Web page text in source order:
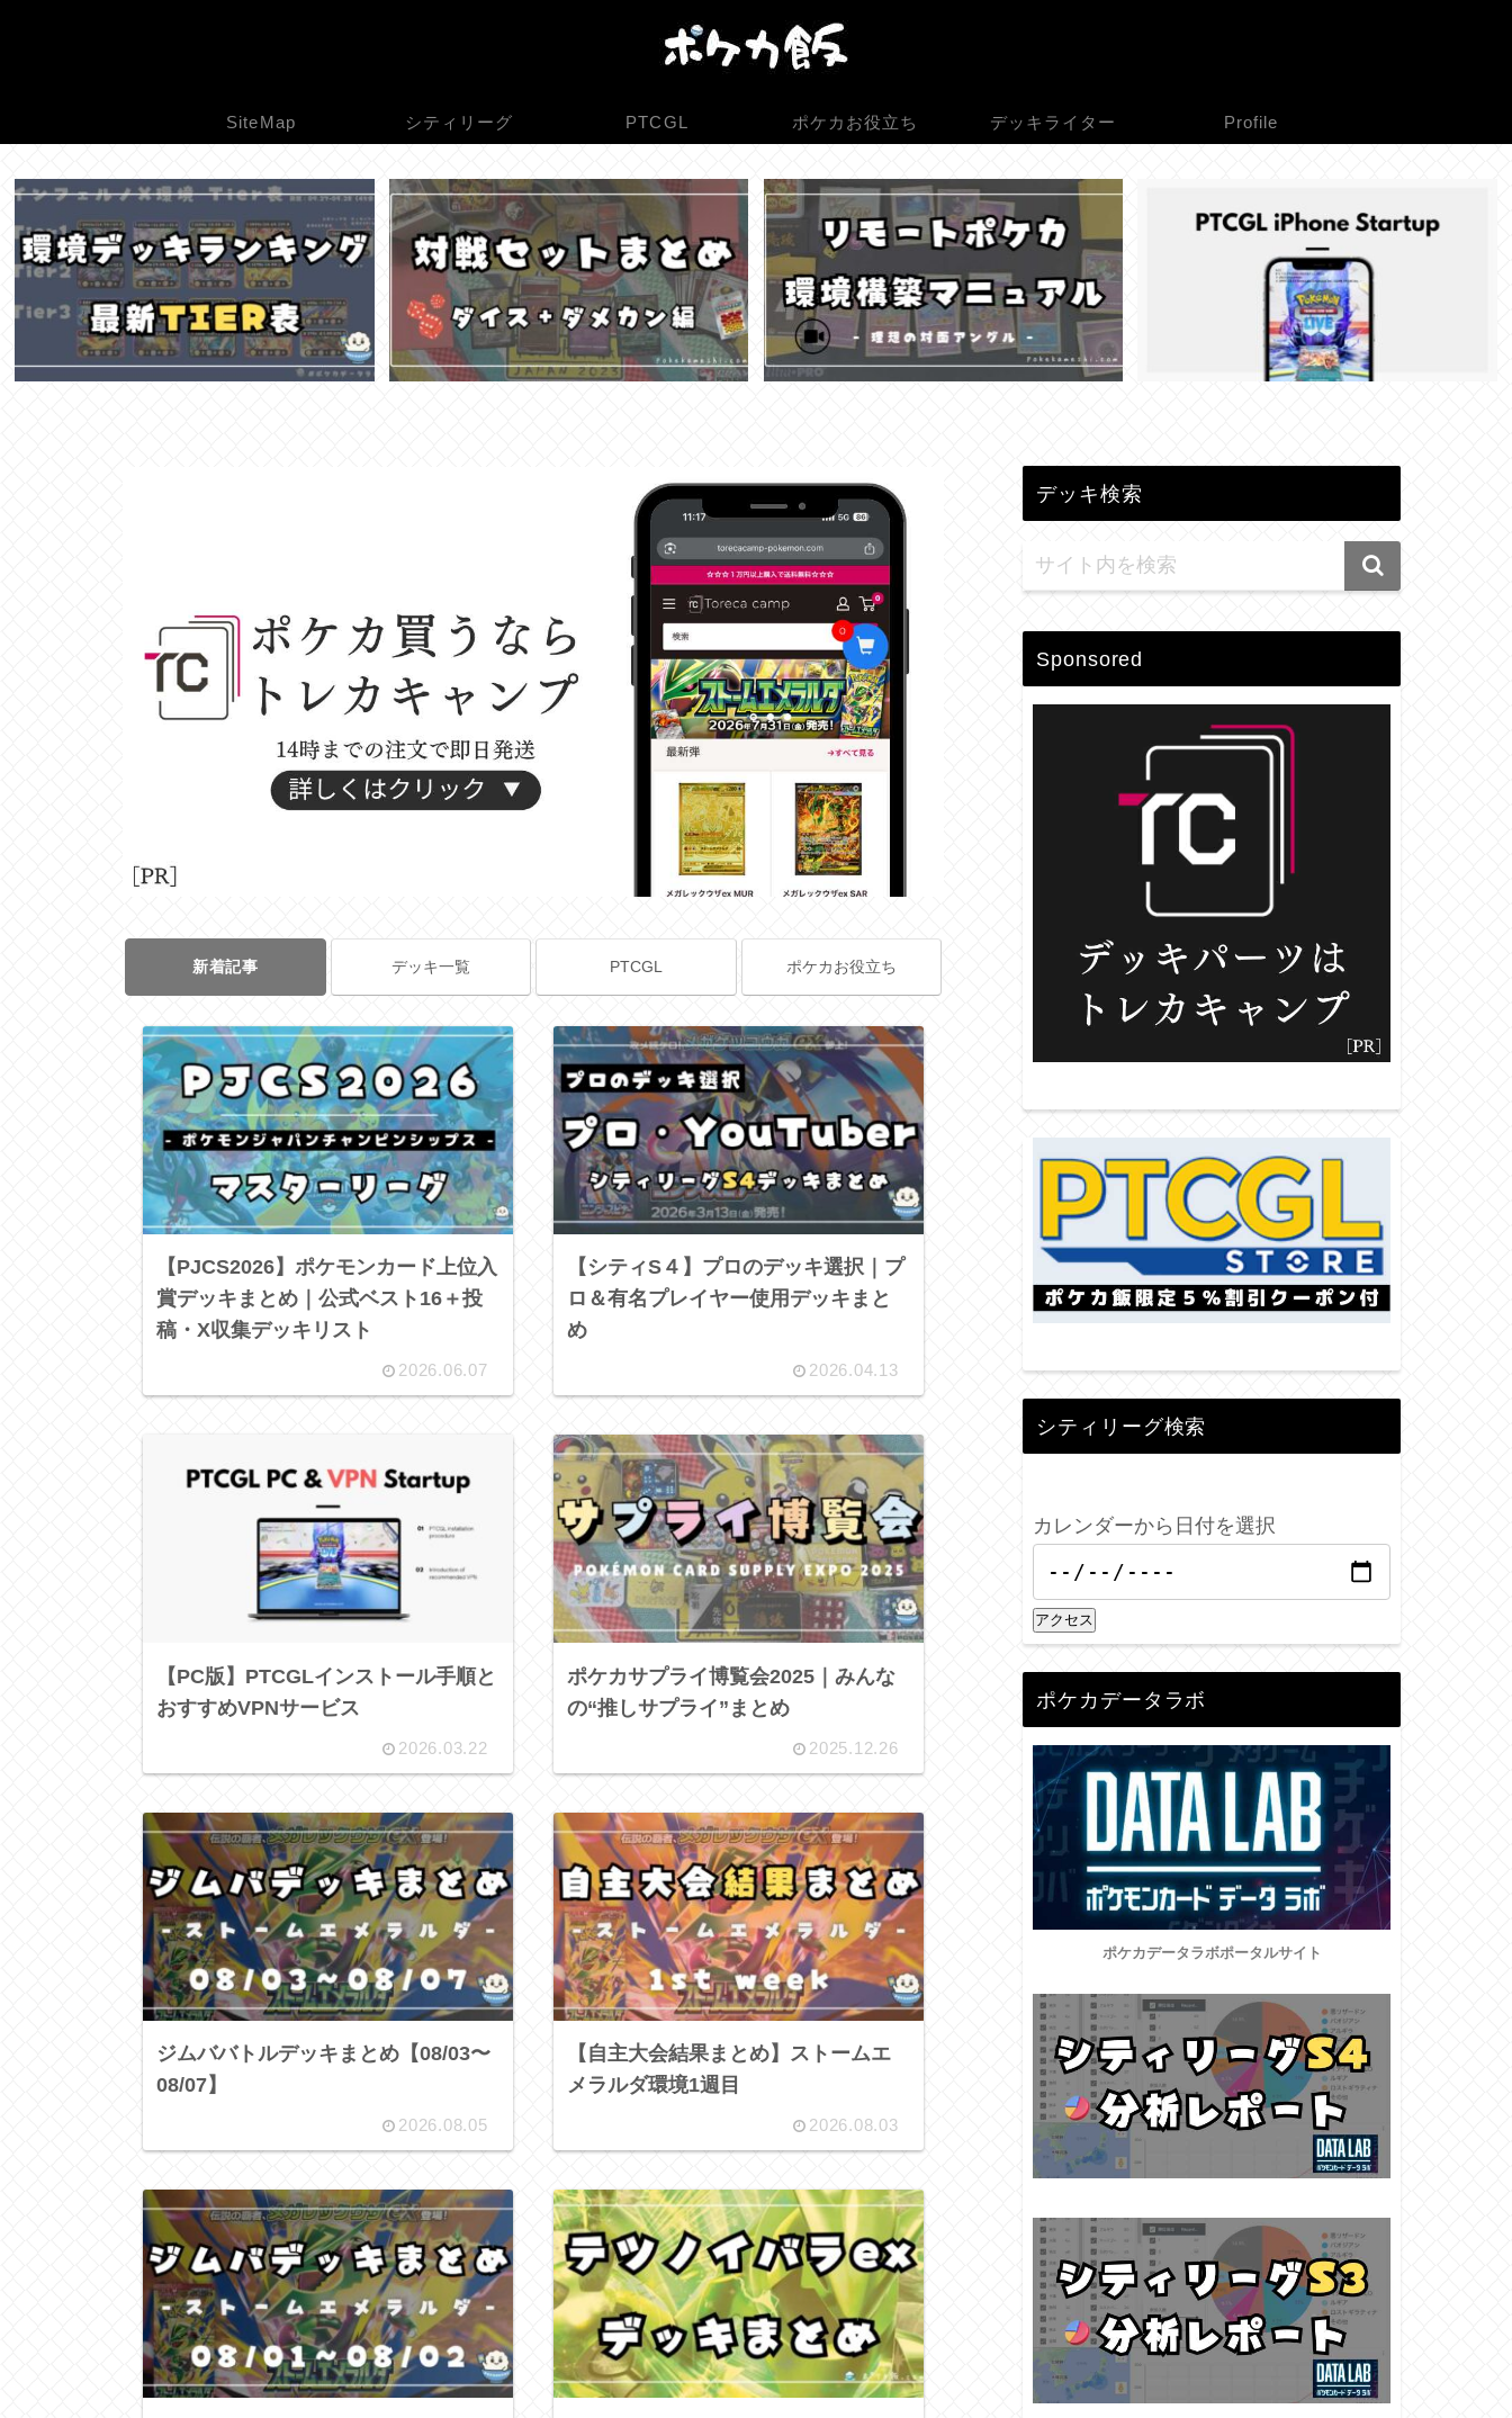
SiteMap シティリーグ PTCGL ポケカお役立ち デッキライター Profile
新着記事 デッキ一覧 PTCGL ポケカお役立ち
【PJCS2026】ポケモンカード上位入
賞デッキまとめ｜公式ベスト16＋投
稿・X収集デッキリスト
2026.06.07
【シティS４】プロのデッキ選択｜プ
ロ＆有名プレイヤー使用デッキまと
め
2026.04.13
【PC版】PTCGLインストール手順と
おすすめVPNサービス
2026.03.22
ポケカサプライ博覧会2025｜みんな
の“推しサプライ”まとめ
2025.12.26
ジムババトルデッキまとめ【08/03〜
08/07】
2026.08.05
【自主大会結果まとめ】ストームエ
メラルダ環境1週目
2026.08.03
デッキ検索
Sponsored
シティリーグ検索
カレンダーから日付を選択
アクセス
ポケカデータラボ
ポケカデータラボポータルサイト